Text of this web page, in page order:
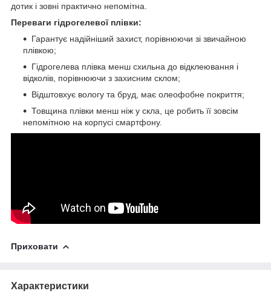
дотик і зовні практично непомітна.
Переваги гідрогелевої плівки:
Гарантує надійніший захист, порівнюючи зі звичайною
плівкою;
Гідрогелева плівка менш схильна до відклеювання і
відколів, порівнюючи з захисним склом;
Відштовхує вологу та бруд, має олеофобне покриття;
Товщина плівки менш ніж у скла, це робить її зовсім
непомітною на корпусі смартфону.
Приховати
Характеристики